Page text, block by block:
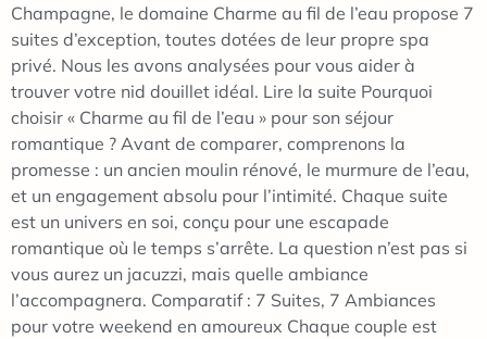
Champagne, le domaine Charme au fil de l’eau propose 7
suites d’exception, toutes dotées de leur propre spa
privé. Nous les avons analysées pour vous aider à
trouver votre nid douillet idéal. Lire la suite Pourquoi
choisir « Charme au fil de l’eau » pour son séjour
romantique ? Avant de comparer, comprenons la
promesse : un ancien moulin rénové, le murmure de l’eau,
et un engagement absolu pour l’intimité. Chaque suite
est un univers en soi, conçu pour une escapade
romantique où le temps s’arrête. La question n’est pas si
vous aurez un jacuzzi, mais quelle ambiance
l’accompagnera. Comparatif : 7 Suites, 7 Ambiances
pour votre weekend en amoureux Chaque couple est